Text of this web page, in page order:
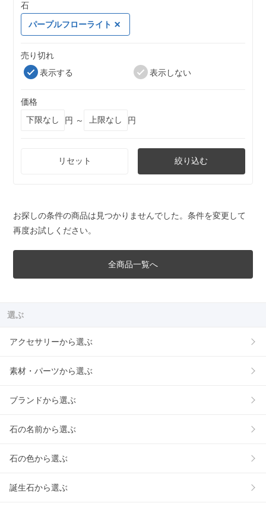
石
パープルフローライト
売り切れ
表示する
表示しない
価格
円 ～
円
リセット 絞り込む
お探しの条件の商品は見つかりませんでした。条件を変更して
再度お試しください。
全商品一覧へ
選ぶ
アクセサリーから選ぶ
素材・パーツから選ぶ
ブランドから選ぶ
石の名前から選ぶ
石の色から選ぶ
誕生石から選ぶ